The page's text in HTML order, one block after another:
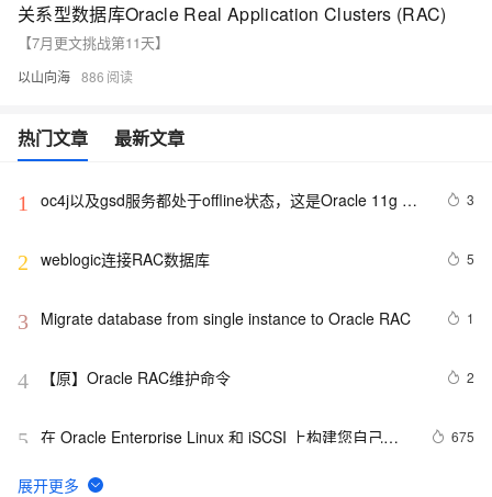
关系型数据库Oracle Real Application Clusters (RAC)
【7月更文挑战第11天】
以山向海 886
热门文章 最新文章
1
oc4j以及gsd服务都处于offline状态，这是Oracle 11g
3
2 weblogic连接RAC数据库 5
3 Migrate database from single instance to Oracle RAC 1
4 【原】Oracle RAC维护命令 2
5 在 Oracle Enterprise Linux 和 iSCSI 上构建您自己的
675